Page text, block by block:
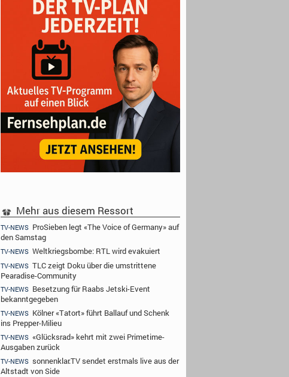
Mehr aus diesem Ressort
TV-NEWS ProSieben legt «The Voice of Germany» auf
den Samstag
TV-NEWS Weltkriegsbombe: RTL wird evakuiert
TV-NEWS TLC zeigt Doku über die umstrittene
Pearadise-Community
TV-NEWS Besetzung für Raabs Jetski-Event
bekanntgegeben
TV-NEWS Kölner «Tatort» führt Ballauf und Schenk
ins Prepper-Milieu
TV-NEWS «Glücksrad» kehrt mit zwei Primetime-
Ausgaben zurück
TV-NEWS sonnenklar.TV sendet erstmals live aus der
Altstadt von Side